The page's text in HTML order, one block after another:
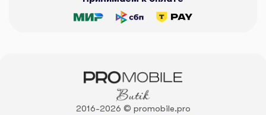
2016-2026 © promobile.pro